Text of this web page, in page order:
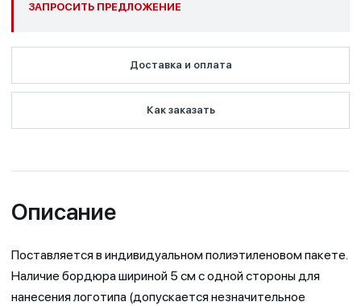
ЗАПРОСИТЬ ПРЕДЛОЖЕНИЕ
Доставка и оплата
Как заказать
Описание
Поставляется в индивидуальном полиэтиленовом пакете.
Наличие бордюра шириной 5 см с одной стороны для
нанесения логотипа (допускается незначительное